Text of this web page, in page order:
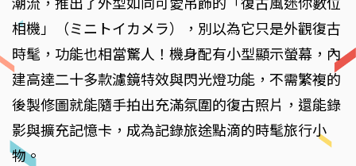
潮流，推出了外型如同可愛吊飾的「復古風迷你數位
相機」（ミニトイカメラ），別以為它只是外觀復古
時髦，功能也相當驚人！機身配有小型顯示螢幕，內
建高達二十多款濾鏡特效與閃光燈功能，不需繁複的
後製修圖就能隨手拍出充滿氛圍的復古照片，還能錄
影與擴充記憶卡，成為記錄旅途點滴的時髦旅行小
物。